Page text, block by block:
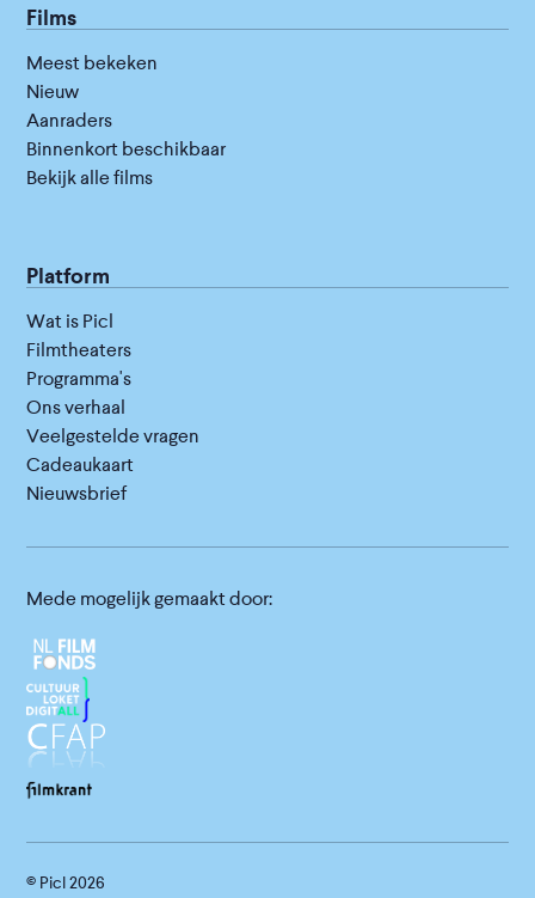
Films
Meest bekeken
Nieuw
Aanraders
Binnenkort beschikbaar
Bekijk alle films
Platform
Wat is Picl
Filmtheaters
Programma's
Ons verhaal
Veelgestelde vragen
Cadeaukaart
Nieuwsbrief
Mede mogelijk gemaakt door:
© Picl2026